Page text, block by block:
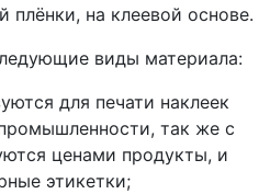
плёнки, на клеевой основе.
виды материала:
для печати наклеек
так же с
ценами продукты, и
этикетки;